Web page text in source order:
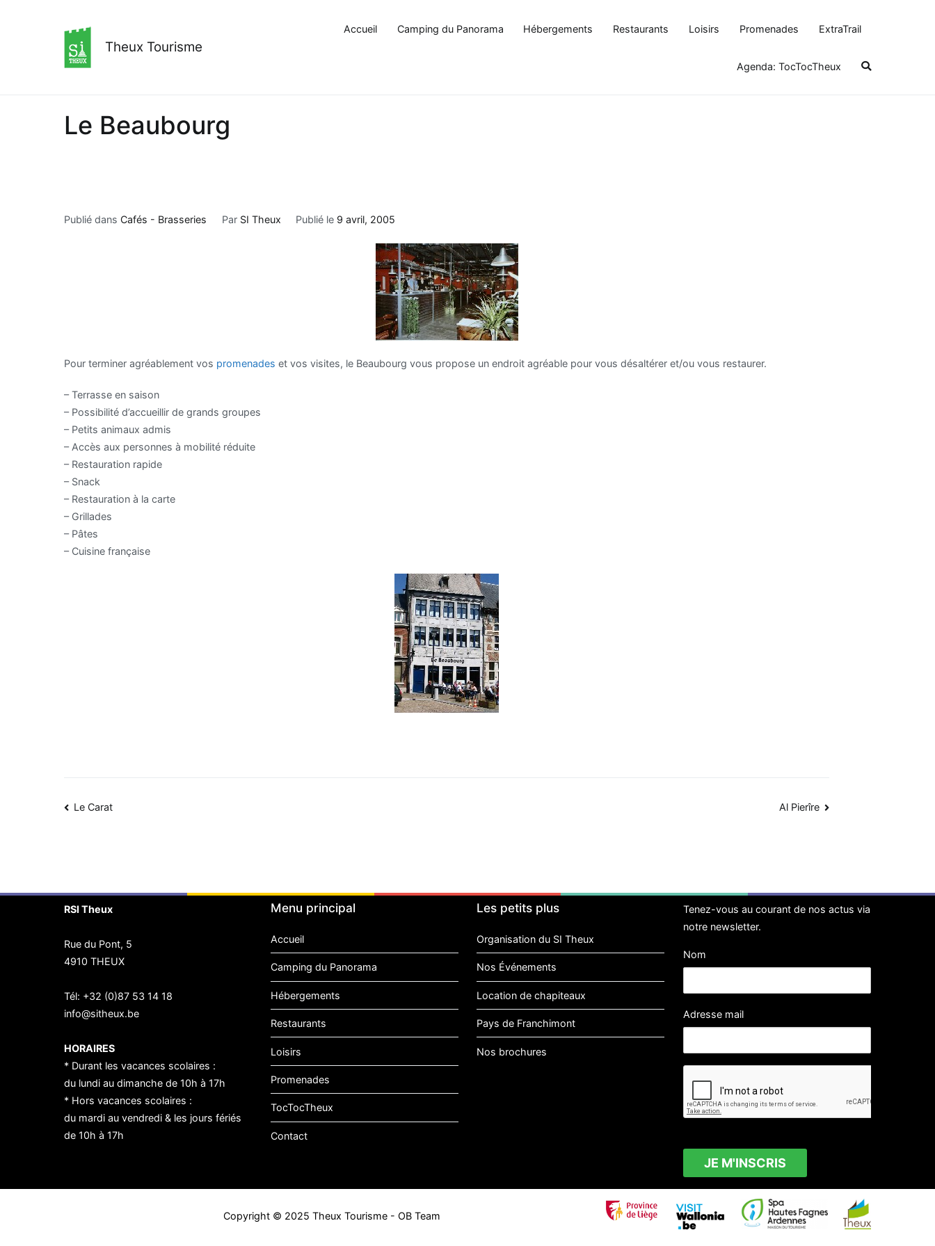
Theux Tourisme
Accueil Camping du Panorama Hébergements Restaurants Loisirs Promenades ExtraTrail
Agenda: TocTocTheux
Le Beaubourg
Publié dans Cafés - Brasseries Par SI Theux Publié le 9 avril, 2005
Pour terminer agréablement vos promenades et vos visites, le Beaubourg vous propose un endroit agréable pour vous désaltérer et/ou vous restaurer.
– Terrasse en saison
– Possibilité d’accueillir de grands groupes
– Petits animaux admis
– Accès aux personnes à mobilité réduite
– Restauration rapide
– Snack
– Restauration à la carte
– Grillades
– Pâtes
– Cuisine française
Navigation
Le Carat Al Pierîre
RSI Theux
Rue du Pont, 5
4910 THEUX
Tél: +32 (0)87 53 14 18
info@sitheux.be
HORAIRES
* Durant les vacances scolaires :
du lundi au dimanche de 10h à 17h
* Hors vacances scolaires :
du mardi au vendredi & les jours fériés
de 10h à 17h
Menu principal
Accueil
Camping du Panorama
Hébergements
Restaurants
Loisirs
Promenades
TocTocTheux
Contact
Les petits plus
Organisation du SI Theux
Nos Événements
Location de chapiteaux
Pays de Franchimont
Nos brochures
Tenez-vous au courant de nos actus via
notre newsletter.
Nom
Adresse mail
Copyright © 2025Theux Tourisme - OB Team